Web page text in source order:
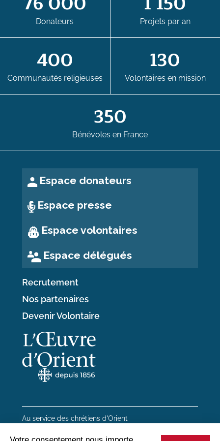
Donateurs Projets par an
400
Communautés religieuses
130
Volontaires en mission
350
Bénévoles en France
Espace donateurs
Espace presse
Espace volontaires
Espace délégués
Recrutement
Nos partenaires
Devenir Volontaire
Au service des chrétiens d'Orient